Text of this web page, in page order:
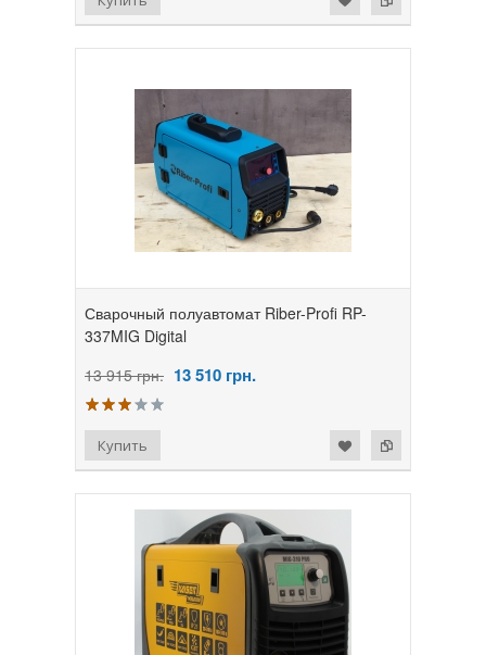
Сварочный полуавтомат Riber-Profi RP-
337MIG Digital
13 915 грн. 13 510 грн.